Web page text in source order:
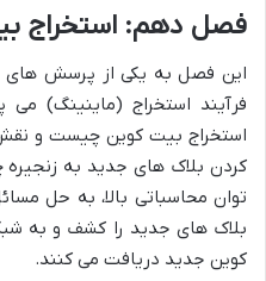
فصل دهم: استخراج
این فصل به یکی از پرسش
فرآیند استخراج (ماینینگ)
استخراج بیت کوین چیست و
کردن بلاک های جدید به زنجیره
توان محاسباتی بالا، به حل
بلاک های جدید را کشف و به
کوین جدید دریافت می کنند.